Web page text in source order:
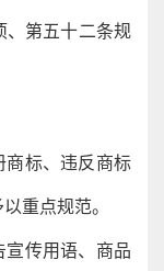
、第五十二条规
商标、违反商标
重点规范。
宣传用语、商品